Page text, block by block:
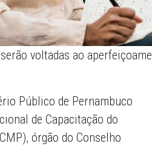
voltadas ao
Público de Pernambuco
de Capacitação do
órgão do Conselho